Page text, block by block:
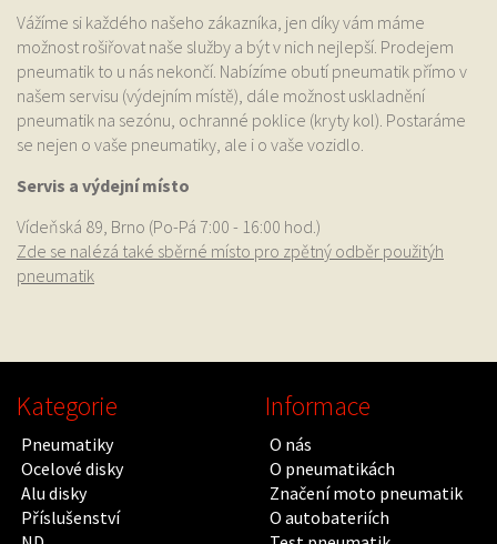
Vážíme si každého našeho zákazníka, jen díky vám máme
možnost rošiřovat naše služby a být v nich nejlepší. Prodejem
pneumatik to u nás nekončí. Nabízíme obutí pneumatik přímo v
našem servisu (výdejním místě), dále možnost uskladnění
pneumatik na sezónu, ochranné poklice (kryty kol). Postaráme
se nejen o vaše pneumatiky, ale i o vaše vozidlo.
Servis a výdejní místo
Vídeňská 89, Brno (Po-Pá 7:00 - 16:00 hod.)
Zde se nalézá také sběrné místo pro zpětný odběr použitýh
pneumatik
Kategorie
Pneumatiky
Ocelové disky
Alu disky
Příslušenství
Informace
O nás
O pneumatikách
Značení moto pneumatik
O autobateriích